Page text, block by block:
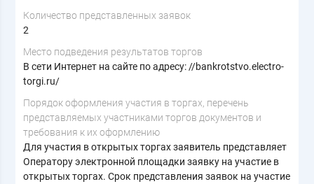
Количество представленных заявок
2
Место подведения результатов торгов
В сети Интернет на сайте по адресу: //bankrotstvo.electro-
torgi.ru/
Порядок оформления участия в торгах, перечень
представляемых участниками торгов документов и
требования к их оформлению
Для участия в открытых торгах заявитель представляет
Оператору электронной площадки заявку на участие в
открытых торгах. Срок представления заявок на участие